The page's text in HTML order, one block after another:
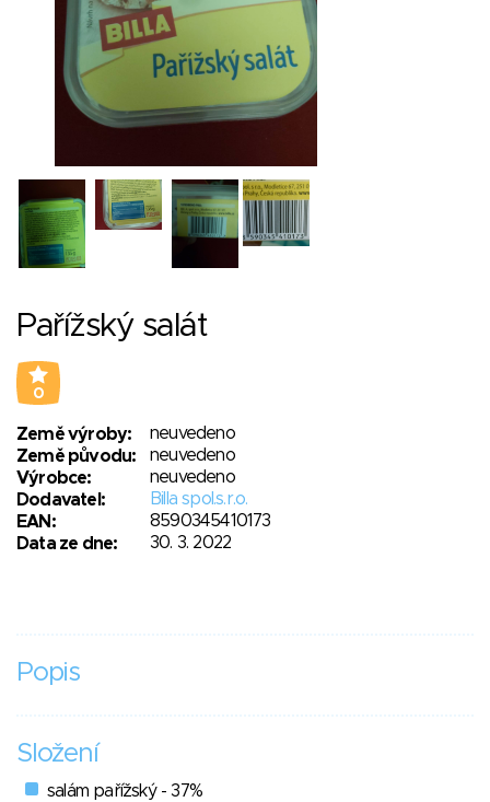
Pařížský salát
0
Země výroby:
neuvedeno
Země původu:
neuvedeno
Výrobce:
neuvedeno
Dodavatel:
Billa spol.s.r.o.
EAN:
8590345410173
Data ze dne:
30. 3. 2022
Popis
Složení
salám pařížský - 37%